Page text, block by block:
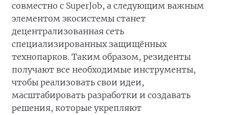
совместно с SuperJob, а следующим важным
элементом экосистемы станет
децентрализованная сеть
специализированных защищённых
технопарков. Таким образом, резиденты
получают все необходимые инструменты,
чтобы реализовать свои идеи,
масштабировать разработки и создавать
решения, которые укрепляют